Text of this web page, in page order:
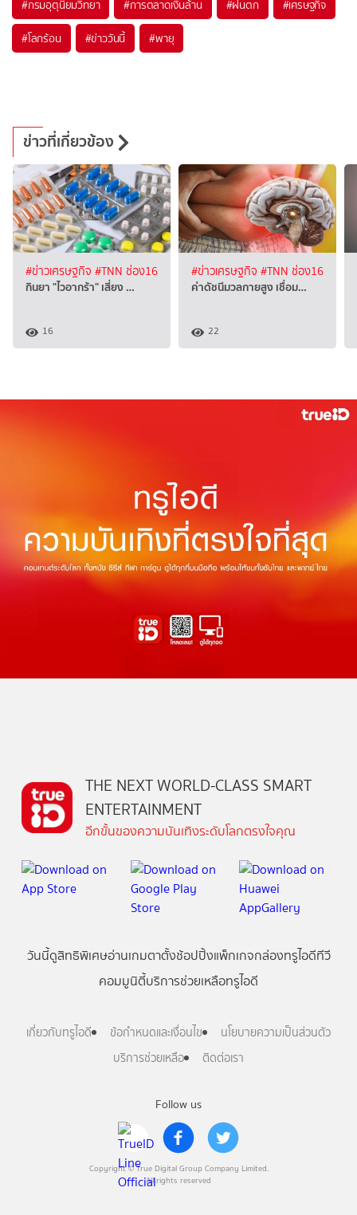
#กรมอุตุนิยมวิทยา #การตลาดเงินล้าน #ฝนตก #เศรษฐกิจ
#โลกร้อน #ข่าววันนี้ #พายุ
ข่าวที่เกี่ยวข้อง
#ข่าวเศรษฐกิจ #TNN ช่อง16
กินยา "ไวอากร้า" เสี่ยง …
16
#ข่าวเศรษฐกิจ #TNN ช่อง16
ค่าดัชนีมวลกายสูง เชื่อม…
22
Follow us
Copyright © True Digital Group Company Limited.
All rights reserved
THE NEXT WORLD-CLASS SMART
ENTERTAINMENT
อีกขั้นของความบันเทิงระดับโลกตรงใจคุณ
วันนี้ดูสิทธิพิเศษอ่านเกมตาตั้งช้อปปิ้งแพ็กเกจกล่องทรูไอดีทีวี
คอมมูนิตี้บริการช่วยเหลือทรูไอดี
เกี่ยวกับทรูไอดี ข้อกำหนดและเงื่อนไข
นโยบายความเป็นส่วนตัว
บริการช่วยเหลือ
ติดต่อเรา